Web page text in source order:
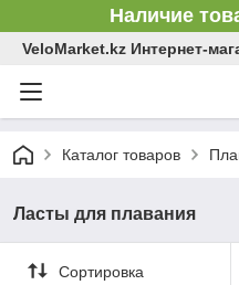
Наличие
VeloMarket.kz Интернет-
Каталог товаров
Ласты для плавания
Сортировка